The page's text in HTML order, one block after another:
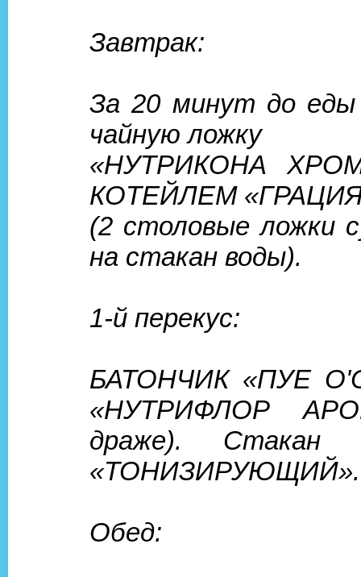
Завтрак:
За 20 минут до
чайную ложку
«НУТРИКОНА
КОТЕЙЛЕМ
(2 столовые ложки
на стакан воды).
1-й перекус:
БАТОНЧИК «ПУЕ
«НУТРИФЛОР
драже). Стакан
«ТОНИЗИРУЮЩИЙ».
Обед: